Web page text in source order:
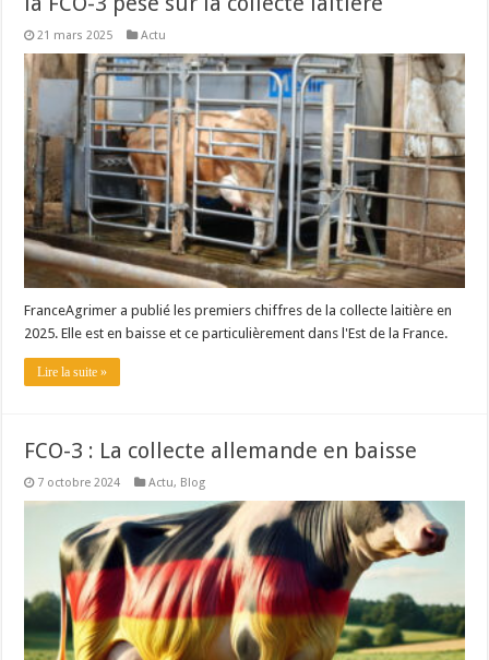
Un été fructueux pour Lactalis
21 mars 2025 Actu
FranceAgrimer a publié les premiers chiffres de la collecte laitière en
2025. Elle est en baisse et ce particulièrement dans l'Est de la France.
Lire la suite »
FCO-3 : La collecte allemande en baisse
7 octobre 2024 Actu, Blog